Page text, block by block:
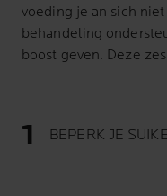
voeding je an sich niet
behandeling
boost geven. Deze
BEPERK JE